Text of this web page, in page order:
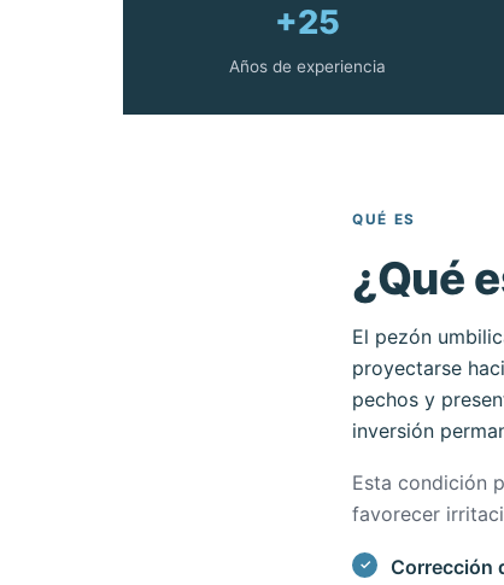
+25
Años de experiencia
QUÉ ES
¿Qué
El pezón
proyectarse
pechos y
inversión
Esta condición
favorecer
Corrección